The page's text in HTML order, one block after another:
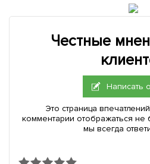
Честные
Написать
Это страница
комментарии отображаться
мы всегда